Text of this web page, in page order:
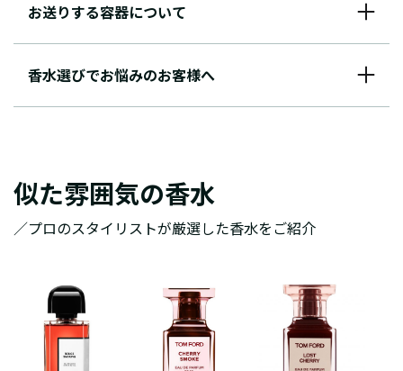
お送りする容器について
香水選びでお悩みのお客様へ
似た雰囲気の香水
／プロのスタイリストが厳選した香水をご紹介